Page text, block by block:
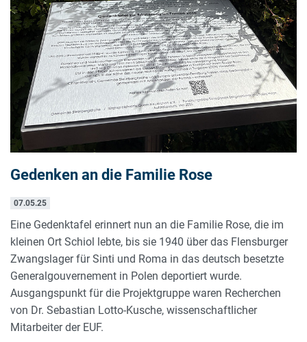
Gedenken an die Familie Rose
07.05.25
Eine Gedenktafel erinnert nun an die Familie Rose, die im
kleinen Ort Schiol lebte, bis sie 1940 über das Flensburger
Zwangslager für Sinti und Roma in das deutsch besetzte
Generalgouvernement in Polen deportiert wurde.
Ausgangspunkt für die Projektgruppe waren Recherchen
von Dr. Sebastian Lotto-Kusche, wissenschaftlicher
Mitarbeiter der EUF.